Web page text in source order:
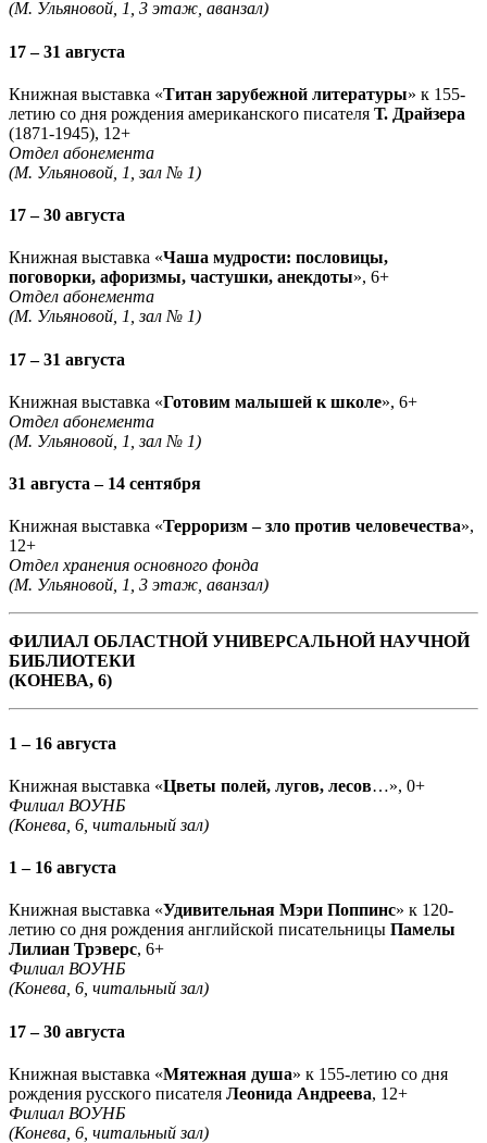
(М. Ульяновой, 1, 3 этаж, аванзал)
17 – 31 августа
Книжная выставка «Титан зарубежной литературы» к 155-
летию со дня рождения американского писателя Т. Драйзера
(1871-1945), 12+
Отдел абонемента
(М. Ульяновой, 1, зал № 1)
17 – 30 августа
Книжная выставка «Чаша мудрости: пословицы,
поговорки, афоризмы, частушки, анекдоты», 6+
Отдел абонемента
(М. Ульяновой, 1, зал № 1)
17 – 31 августа
Книжная выставка «Готовим малышей к школе», 6+
Отдел абонемента
(М. Ульяновой, 1, зал № 1)
31 августа – 14 сентября
Книжная выставка «Терроризм – зло против человечества»,
12+
Отдел хранения основного фонда
(М. Ульяновой, 1, 3 этаж, аванзал)
ФИЛИАЛ ОБЛАСТНОЙ УНИВЕРСАЛЬНОЙ НАУЧНОЙ
БИБЛИОТЕКИ
(КОНЕВА, 6)
1 – 16 августа
Книжная выставка «Цветы полей, лугов, лесов…», 0+
Филиал ВОУНБ
(Конева, 6, читальный зал)
1 – 16 августа
Книжная выставка «Удивительная Мэри Поппинс» к 120-
летию со дня рождения английской писательницы Памелы
Лилиан Трэверс, 6+
Филиал ВОУНБ
(Конева, 6, читальный зал)
17 – 30 августа
Книжная выставка «Мятежная душа» к 155-летию со дня
рождения русского писателя Леонида Андреева, 12+
Филиал ВОУНБ
(Конева, 6, читальный зал)